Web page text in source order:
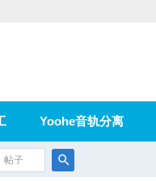
Yoohe音轨分离
在线论坛
帖子